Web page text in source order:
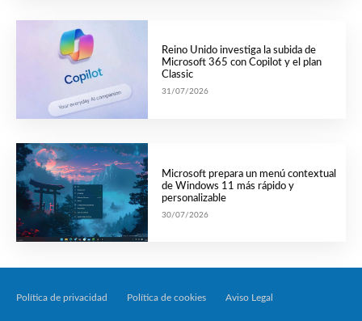
Reino Unido investiga la subida de
Microsoft 365 con Copilot y el plan
Classic
31/07/2026
Microsoft prepara un menú contextual
de Windows 11 más rápido y
personalizable
30/07/2026
Política de privacidad Política de cookies Aviso Legal